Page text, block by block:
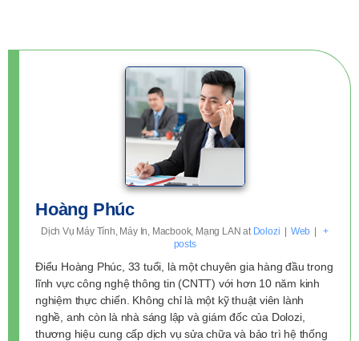
Hoàng Phúc
Dịch Vụ Máy Tính, Máy In, Macbook, Mạng LAN at Dolozi | Web |
+
posts
Điểu Hoàng Phúc, 33 tuổi, là một chuyên gia hàng đầu trong
lĩnh vực công nghệ thông tin (CNTT) với hơn 10 năm kinh
nghiệm thực chiến. Không chỉ là một kỹ thuật viên lành
nghề, anh còn là nhà sáng lập và giám đốc của Dolozi,
thương hiệu cung cấp dịch vụ sửa chữa và bảo trì hệ thống